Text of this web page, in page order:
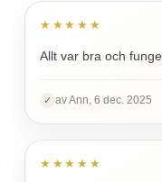
★★★★★
Allt var bra och
✓ av Ann, 6 dec. 2025
★★★★★